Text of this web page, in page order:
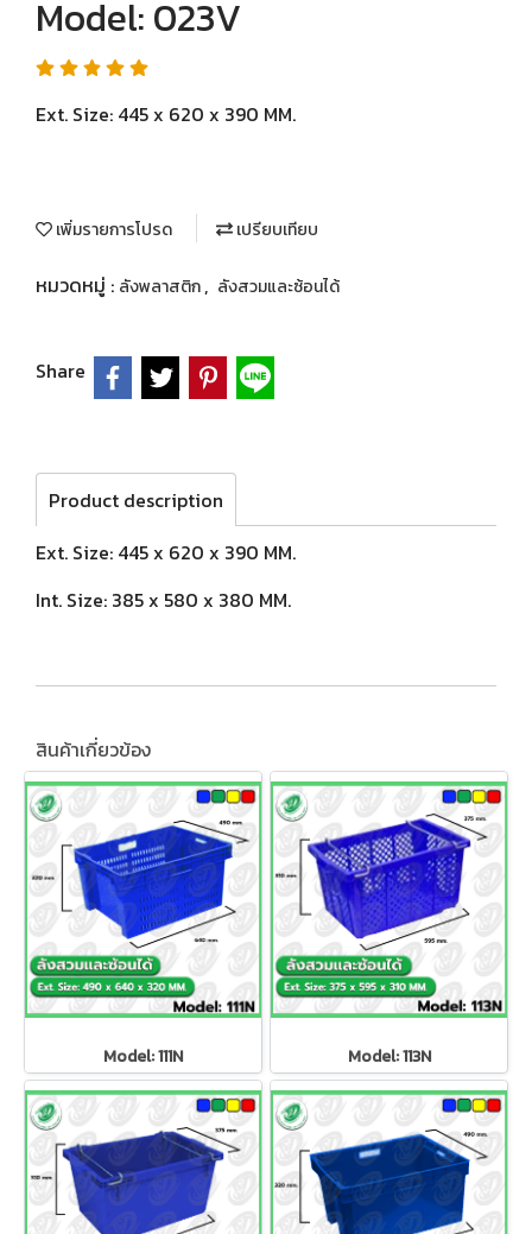
Model: 023V
Ext. Size: 445 x 620 x 390 MM.
เพิ่มรายการโปรด เปรียบเทียบ
หมวดหมู่ : ลังพลาสติก, ลังสวมและซ้อนได้
Share
Product description
Ext. Size: 445 x 620 x 390 MM.
Int. Size: 385 x 580 x 380 MM.
สินค้าเกี่ยวข้อง
Model: 111N Model: 113N